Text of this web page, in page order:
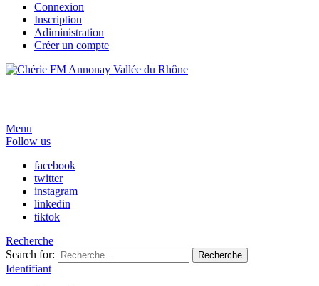
Connexion
Inscription
Adiministration
Créer un compte
Menu
Follow us
facebook
twitter
instagram
linkedin
tiktok
Recherche
Search for:
Recherche
Identifiant